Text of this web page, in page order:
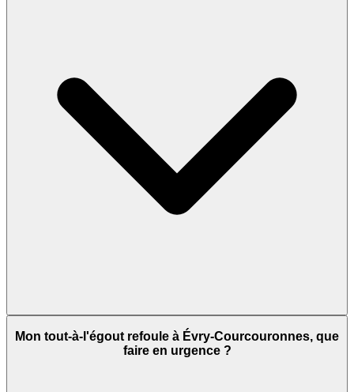
Mon tout-à-l'égout refoule à Évry-Courcouronnes, que
faire en urgence ?